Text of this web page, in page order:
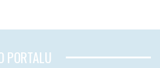
PORTALU